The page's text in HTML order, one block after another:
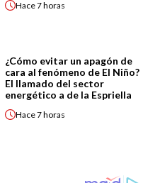
Hace7 horas
¿Cómo evitar un apagón de
cara al fenómeno de El Niño?
El llamado del sector
energético a de la Espriella
Hace7 horas